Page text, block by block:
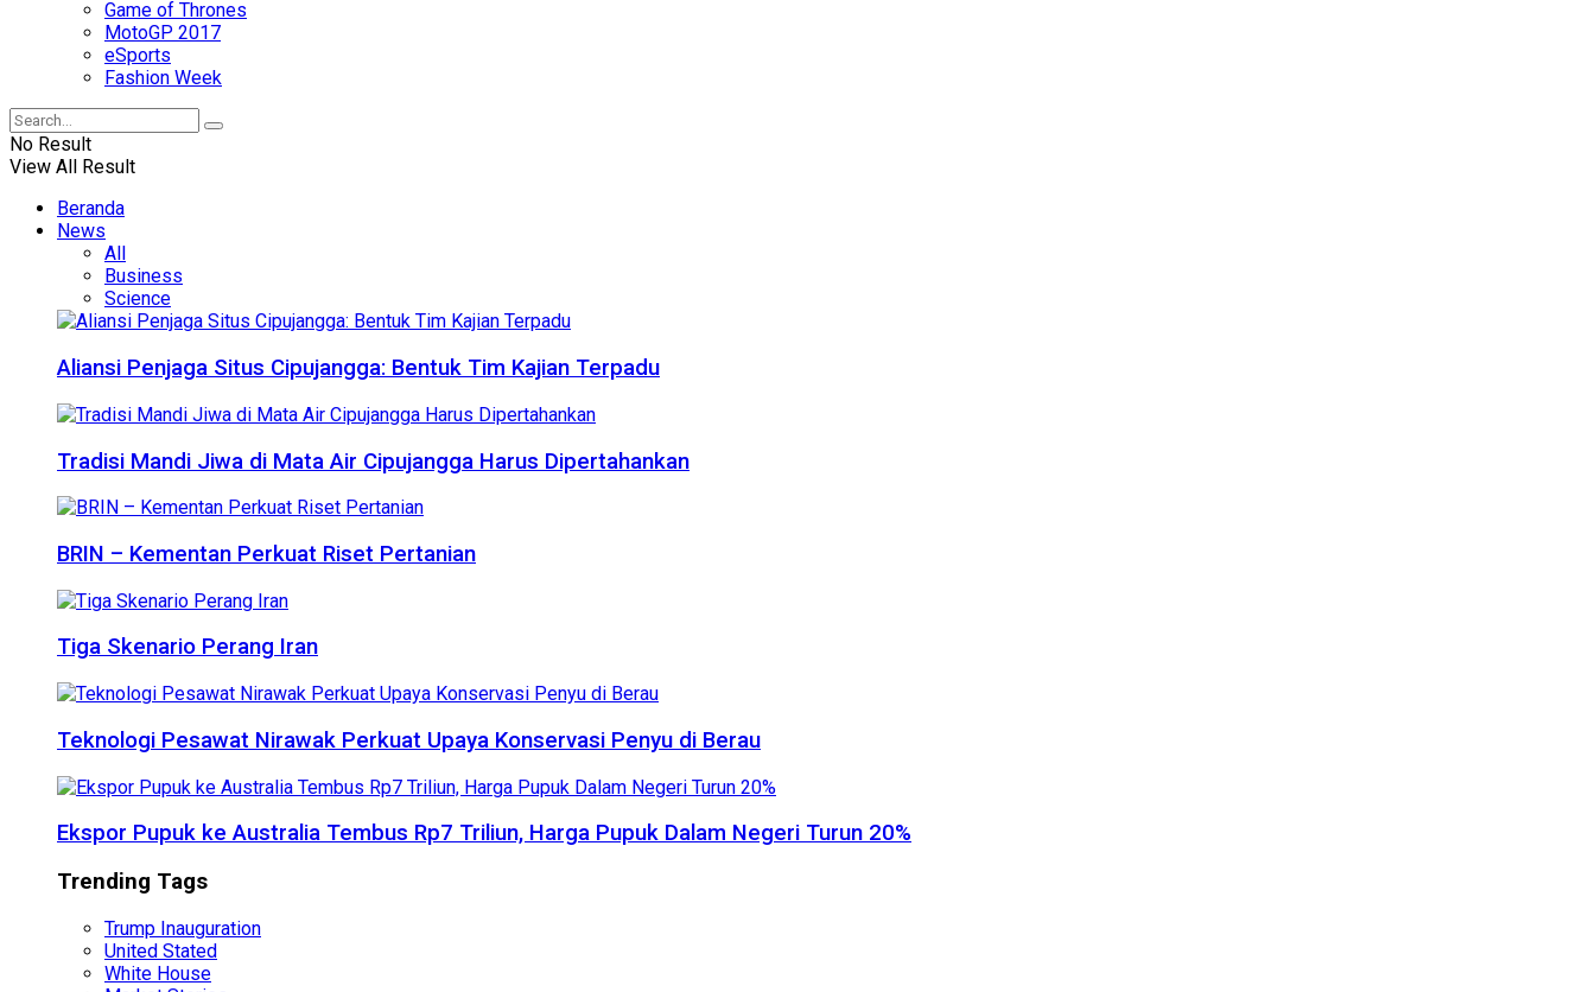
Game of Thrones
MotoGP 2017
eSports
Fashion Week
No Result
View All Result
Beranda
News
All
Business
Science
Aliansi Penjaga Situs Cipujangga: Bentuk Tim Kajian Terpadu
Tradisi Mandi Jiwa di Mata Air Cipujangga Harus Dipertahankan
BRIN – Kementan Perkuat Riset Pertanian
Tiga Skenario Perang Iran
Teknologi Pesawat Nirawak Perkuat Upaya Konservasi Penyu di Berau
Ekspor Pupuk ke Australia Tembus Rp7 Triliun, Harga Pupuk Dalam Negeri Turun 20%
Trending Tags
Trump Inauguration
United Stated
White House